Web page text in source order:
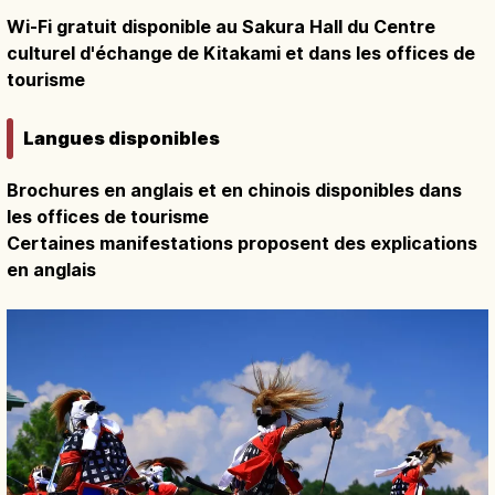
Wi-Fi gratuit disponible au Sakura Hall du Centre
culturel d'échange de Kitakami et dans les offices de
tourisme
Langues disponibles
Brochures en anglais et en chinois disponibles dans
les offices de tourisme
Certaines manifestations proposent des explications
en anglais